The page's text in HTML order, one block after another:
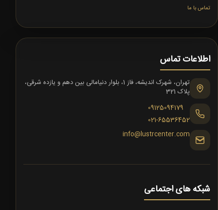
تماس با ما
اطلاعات تماس
تهران، شهرک اندیشه، فاز 1، بلوار دنیامالی بین دهم و یازده شرقی،
پلاک 321
09125094179
021-65536452
info@lustrcenter.com
شبکه های اجتماعی